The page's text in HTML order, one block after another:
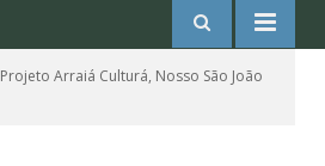
Projeto Arraiá Culturá, Nosso São João